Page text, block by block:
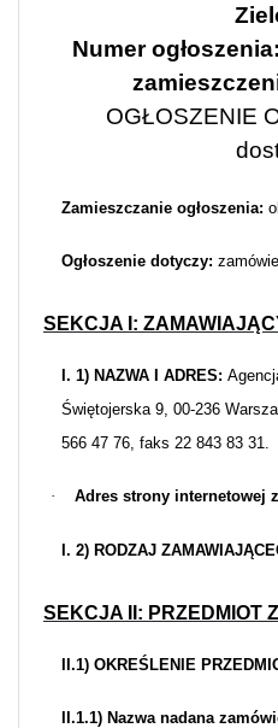
Numer
OGŁOSZENIE
Zamieszczanie ogłoszenia:
Ogłoszenie dotyczy:
SEKCJA I:
I. 1) NAZWA I ADRES:
Świętojerska 9, 00-236
566 47 76, faks 22 843 83 31.
· Adres strony internetowej
I. 2) RODZAJ
SEKCJA II: PRZEDMIOT
II.1) OKREŚLENIE
II.1.1) Nazwa nadana